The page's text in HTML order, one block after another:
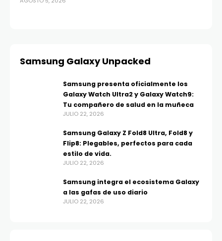
Samsung Galaxy Unpacked
Samsung presenta oficialmente los
Galaxy Watch Ultra2 y Galaxy Watch9:
Tu compañero de salud en la muñeca
JULIO 22, 2026
Samsung Galaxy Z Fold8 Ultra, Fold8 y
Flip8: Plegables, perfectos para cada
estilo de vida.
JULIO 22, 2026
Samsung integra el ecosistema Galaxy
a las gafas de uso diario
JULIO 22, 2026